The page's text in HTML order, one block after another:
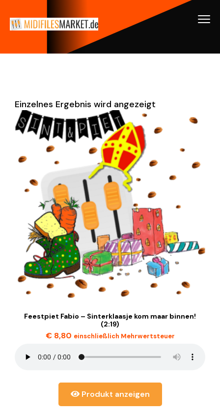
Einzelnes Ergebnis wird angezeigt
Feestpiet Fabio – Sinterklaasje kom maar binnen!
(2:19)
€8,80 einschließlich Mehrwertsteuer
Produkt anzeigen